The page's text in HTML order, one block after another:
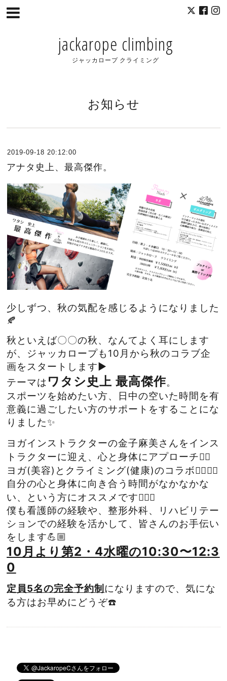
jackarope climbing
ジャッカロープ クライミング
お知らせ
2019-09-18 20:12:00
アナタ史上、最高傑作。
少しずつ、秋の気配を感じるようになりました
🍂
秋といえば〇〇の秋、なんてよく耳にします
が、ジャッカロープも10月から秋のコラブ企
画をスタートします▶️
テーマは ワタシ史上 最高傑作。
スポーツを始めたい方、日中の空いた時間を有
意義に過ごしたい方のサポートをすることにな
りました✨
ヨガインストラクターの金子麻美さんをインス
トラクターに迎え、心と身体にアプローチ☝🏻
ヨガ(美容)とクライミング(健康)のコラボ🧘‍♀️🧗‍♀️
自分の心と身体に向き合う時間がなかなかな
い、という方にオススメです💁🏼‍♀️
僕も看護師の経験や、整形外科、リハビリテー
ションでの経験を活かして、皆さんのお手伝い
をします💪🏼
10月より第2・4水曜の10:30〜12:3
0
定員5名の完全予約制 になりますので、気にな
る方はお早めにどうぞ☎️